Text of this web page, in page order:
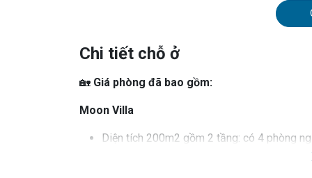
Chi tiết chỗ ở
🏡 Giá phòng đã bao gồm:
Moon Villa
Diện tích 200m2 gồm 2 tầng: có 4 phòng